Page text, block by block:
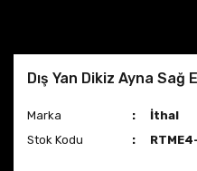
Dış Yan Dikiz Ayna
Marka
İthal
Stok Kodu